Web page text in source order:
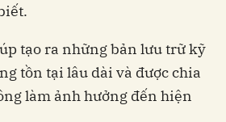
tạo ra những bản lưu trữ kỹ
tồn tại lâu dài và được chia
làm ảnh hưởng đến hiện